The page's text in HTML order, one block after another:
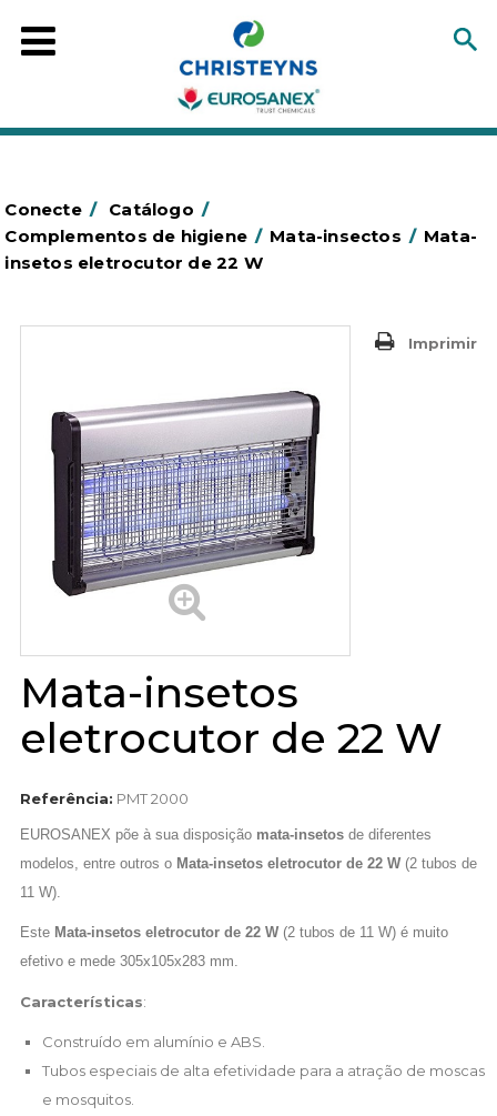
Conecte / Catálogo /
Complementos de higiene / Mata-insectos / Mata-
insetos eletrocutor de 22 W
Imprimir
Mata-insetos
eletrocutor de 22 W
Referência: PMT 2000
EUROSANEX põe à sua disposição mata-insetosde diferentes
modelos, entre outros o Mata-insetos eletrocutor de 22 W(2 tubos de
11 W).
Este Mata-insetos eletrocutor de 22 W(2 tubos de 11 W) é muito
efetivo e mede 305x105x283 mm.
Características:
Construído em alumínio e ABS.
Tubos especiais de alta efetividade para a atração de moscas
e mosquitos.